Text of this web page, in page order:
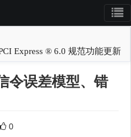
Express ® 6.0 规范功能更新
令误差模型、错
0